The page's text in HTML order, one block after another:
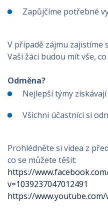
Zapůjčíme potřebné
V případě zájmu zajistíme
Vaši žáci budou mít vše,
Odměna?
Nejlepší týmy
Všichni účastníci si
Prohlédněte si videa z
co se můžete těšit: ​
https://
v=1039237047012491
https://